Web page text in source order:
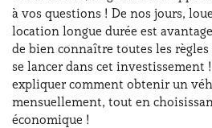
Notre histoire
Travailler avec nous
FONCTIONNEMENT
NOS AVANTAGES
à vos questions ! De nos jours,
location longue durée est
de bien connaître toutes les
se lancer dans cet investissement
expliquer comment obtenir un
mensuellement, tout en
économique !